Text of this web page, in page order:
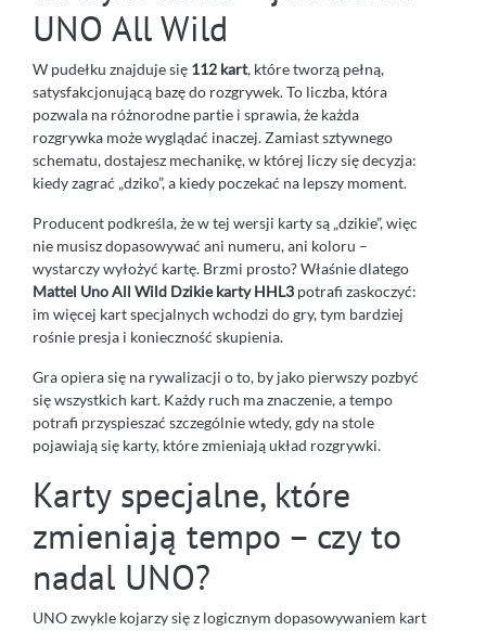
UNO All Wild
W pudełku znajduje się 112 kart, które tworzą pełną,
satysfakcjonującą bazę do rozgrywek. To liczba, która
pozwala na różnorodne partie i sprawia, że każda
rozgrywka może wyglądać inaczej. Zamiast sztywnego
schematu, dostajesz mechanikę, w której liczy się decyzja:
kiedy zagrać „dziko”, a kiedy poczekać na lepszy moment.
Producent podkreśla, że w tej wersji karty są „dzikie”, więc
nie musisz dopasowywać ani numeru, ani koloru –
wystarczy wyłożyć kartę. Brzmi prosto? Właśnie dlatego
Mattel Uno All Wild Dzikie karty HHL3 potrafi zaskoczyć:
im więcej kart specjalnych wchodzi do gry, tym bardziej
rośnie presja i konieczność skupienia.
Gra opiera się na rywalizacji o to, by jako pierwszy pozbyć
się wszystkich kart. Każdy ruch ma znaczenie, a tempo
potrafi przyspieszać szczególnie wtedy, gdy na stole
pojawiają się karty, które zmieniają układ rozgrywki.
Karty specjalne, które
zmieniają tempo – czy to
nadal UNO?
UNO zwykle kojarzy się z logicznym dopasowywaniem kart